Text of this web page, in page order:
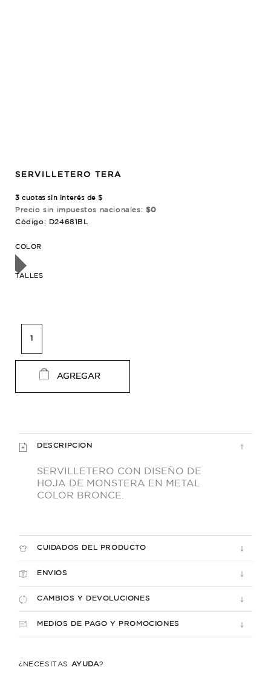
SERVILLETERO TERA
3 cuotas sin interés de $
Precio sin impuestos nacionales: $0
Código: D24681BL
COLOR
TALLES
AGREGAR
DESCRIPCION
SERVILLETERO CON DISEÑO DE
HOJA DE MONSTERA EN METAL
COLOR BRONCE.
CUIDADOS DEL PRODUCTO
ENVIOS
CAMBIOS Y DEVOLUCIONES
MEDIOS DE PAGO Y PROMOCIONES
¿NECESITÁS AYUDA?